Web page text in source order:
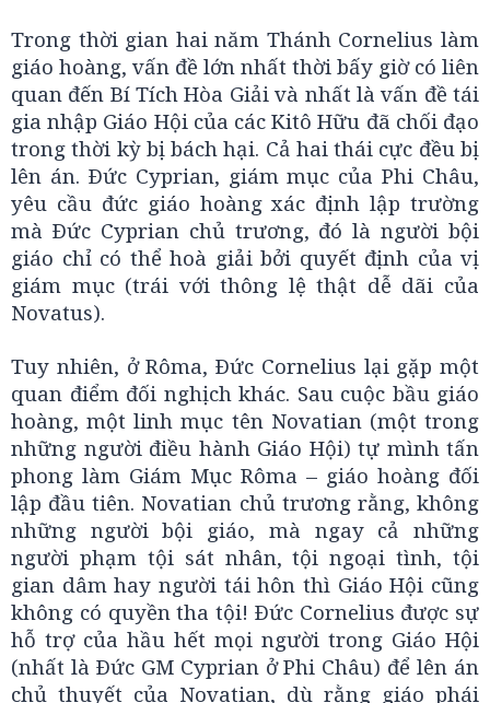
Trong thời gian hai năm Thánh Cornelius làm
giáo hoàng, vấn đề lớn nhất thời bấy giờ có liên
quan đến Bí Tích Hòa Giải và nhất là vấn đề tái
gia nhập Giáo Hội của các Kitô Hữu đã chối đạo
trong thời kỳ bị bách hại. Cả hai thái cực đều bị
lên án. Ðức Cyprian, giám mục của Phi Châu,
yêu cầu đức giáo hoàng xác định lập trường
mà Ðức Cyprian chủ trương, đó là người bội
giáo chỉ có thể hoà giải bởi quyết định của vị
giám mục (trái với thông lệ thật dễ dãi của
Novatus).
Tuy nhiên, ở Rôma, Ðức Cornelius lại gặp một
quan điểm đối nghịch khác. Sau cuộc bầu giáo
hoàng, một linh mục tên Novatian (một trong
những người điều hành Giáo Hội) tự mình tấn
phong làm Giám Mục Rôma – giáo hoàng đối
lập đầu tiên. Novatian chủ trương rằng, không
những người bội giáo, mà ngay cả những
người phạm tội sát nhân, tội ngoại tình, tội
gian dâm hay người tái hôn thì Giáo Hội cũng
không có quyền tha tội! Ðức Cornelius được sự
hỗ trợ của hầu hết mọi người trong Giáo Hội
(nhất là Ðức GM Cyprian ở Phi Châu) để lên án
chủ thuyết của Novatian, dù rằng giáo phái